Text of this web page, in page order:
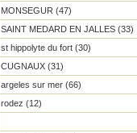
MONSEGUR (47)
SAINT MEDARD EN JALLES (33)
st hippolyte du fort (30)
CUGNAUX (31)
argeles sur mer (66)
rodez (12)